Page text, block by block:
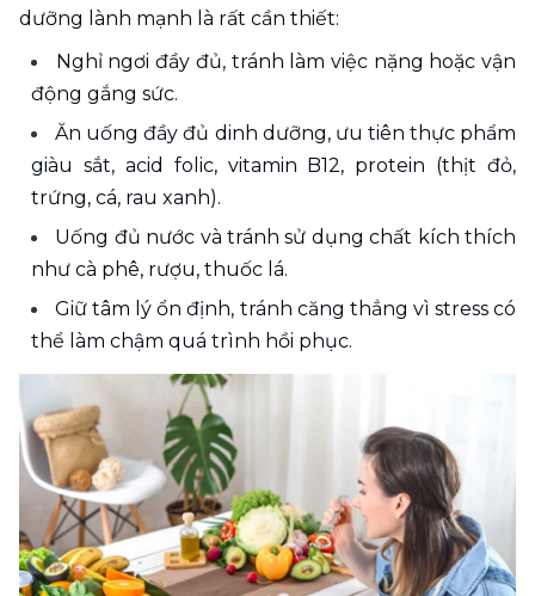
dưỡng lành mạnh là rất cần thiết:
Nghỉ ngơi đầy đủ, tránh làm việc nặng hoặc vận
động gắng sức.
Ăn uống đầy đủ dinh dưỡng, ưu tiên thực phẩm
giàu sắt, acid folic, vitamin B12, protein (thịt đỏ,
trứng, cá, rau xanh).
Uống đủ nước và tránh sử dụng chất kích thích
như cà phê, rượu, thuốc lá.
Giữ tâm lý ổn định, tránh căng thẳng vì stress có
thể làm chậm quá trình hồi phục.